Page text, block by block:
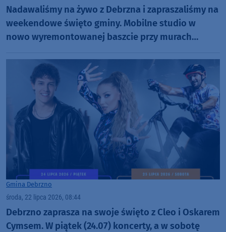
Nadawaliśmy na żywo z Debrzna i zapraszaliśmy na
weekendowe święto gminy. Mobilne studio w
nowo wyremontowanej baszcie przy murach
Gmina Debrzno
środa, 22 lipca 2026, 08:44
Debrzno zaprasza na swoje święto z Cleo i Oskarem
Cymsem. W piątek (24.07) koncerty, a w sobotę